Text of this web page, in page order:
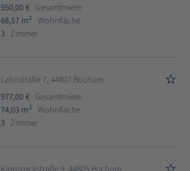
950,00 € Gesamtmiete
68,57 m2
Wohnfläche
3 Zimmer
Lahnstraße 7, 44807 Bochum
977,00 € Gesamtmiete
74,03 m2
Wohnfläche
3 Zimmer